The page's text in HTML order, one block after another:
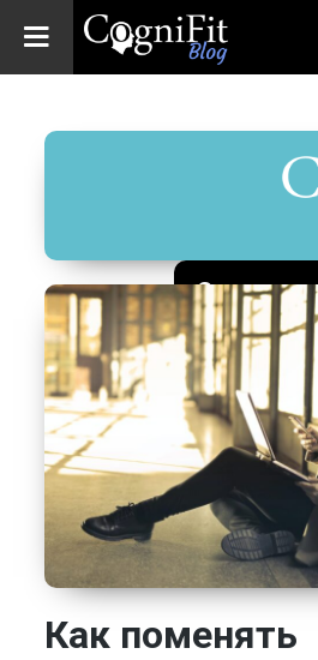
Blog: Brain
Wellness
Как поменять